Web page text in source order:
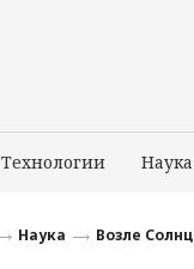
Технологии Наука
Наука Возле